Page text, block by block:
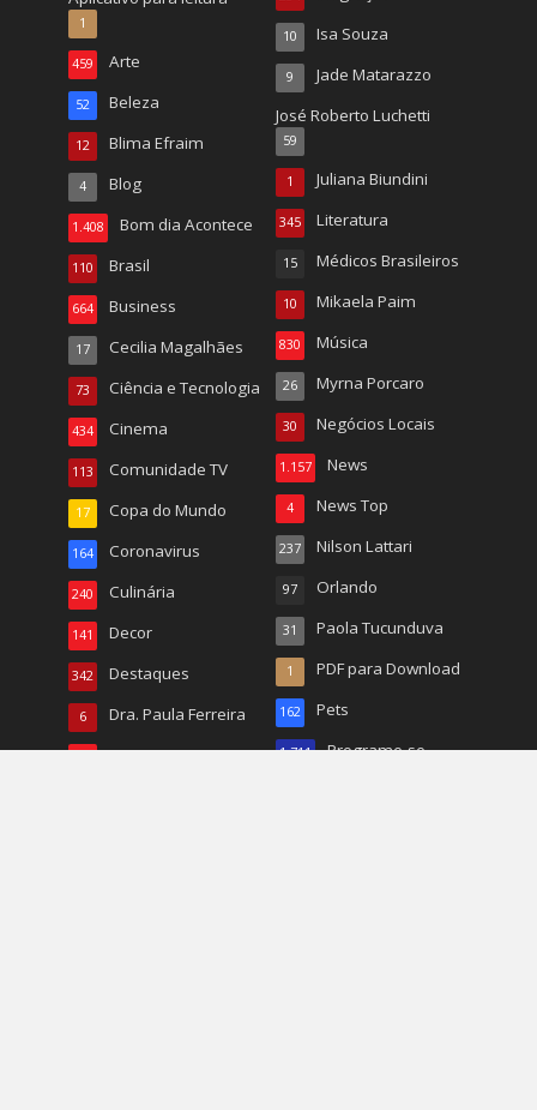
1
Arte
459
Beleza
52
Blima Efraim
12
Blog
4
Bom dia Acontece
1.408
Brasil
110
Business
664
Cecilia Magalhães
17
Ciência e Tecnologia
73
Cinema
434
Comunidade TV
113
Copa do Mundo
17
Coronavirus
164
Culinária
240
Decor
141
Destaques
342
Dra. Paula Ferreira
6
Economia
Isa Souza
10
Jade Matarazzo
9
José Roberto Luchetti
59
Juliana Biundini
1
Literatura
345
Médicos Brasileiros
15
Mikaela Paim
10
Música
830
Myrna Porcaro
26
Negócios Locais
30
News
1.157
News Top
4
Nilson Lattari
237
Orlando
97
Paola Tucunduva
31
PDF para Download
1
Pets
162
Programe-se
1.711